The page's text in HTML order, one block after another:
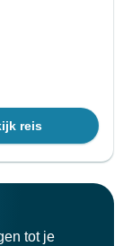
reis
tot je